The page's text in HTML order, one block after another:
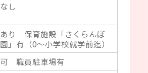
なし
あり 保育施設「さくらんぼ
園」有（0～小学校就学前迄）
可 職員駐車場有